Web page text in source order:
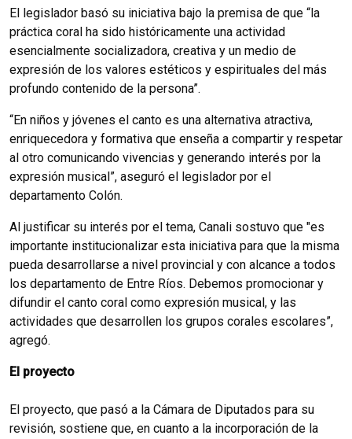
El legislador basó su iniciativa bajo la premisa de que “la
práctica coral ha sido históricamente una actividad
esencialmente socializadora, creativa y un medio de
expresión de los valores estéticos y espirituales del más
profundo contenido de la persona”.
“En niños y jóvenes el canto es una alternativa atractiva,
enriquecedora y formativa que enseña a compartir y respetar
al otro comunicando vivencias y generando interés por la
expresión musical”, aseguró el legislador por el
departamento Colón.
Al justificar su interés por el tema, Canali sostuvo que "es
importante institucionalizar esta iniciativa para que la misma
pueda desarrollarse a nivel provincial y con alcance a todos
los departamento de Entre Ríos. Debemos promocionar y
difundir el canto coral como expresión musical, y las
actividades que desarrollen los grupos corales escolares”,
agregó.
El proyecto
El proyecto, que pasó a la Cámara de Diputados para su
revisión, sostiene que, en cuanto a la incorporación de la